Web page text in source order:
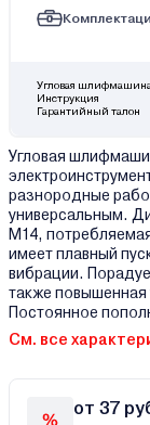
Угловая шлифмашина
Инструкция
Гарантийный талон
Угловая
разнородные
универсальным.
М14,
имеет плавный
вибрации.
также повышенная
Постоянное
См. все
от 37